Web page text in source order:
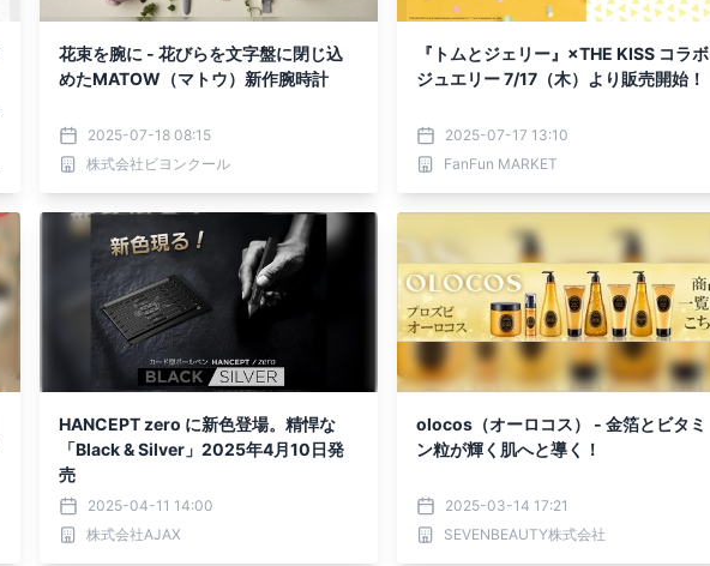
花束を腕に - 花びらを文字盤に閉じ込
めたMATOW（マトウ）新作腕時計
2025-07-18 08:15
株式会社ビヨンクール
『トムとジェリー』×THE KISS コラボ
ジュエリー 7/17（木）より販売開始！
2025-07-17 13:10
FanFun MARKET
HANCEPT zero に新色登場。精悍な
「Black & Silver」2025年4月10日発
売
2025-04-11 14:00
株式会社AJAX
olocos（オーロコス） - 金箔とビタミ
ン粒が輝く肌へと導く！
2025-03-14 17:21
SEVENBEAUTY株式会社